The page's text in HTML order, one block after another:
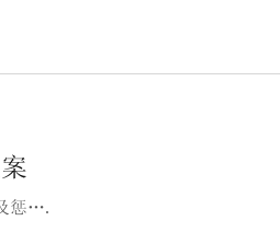
惩….